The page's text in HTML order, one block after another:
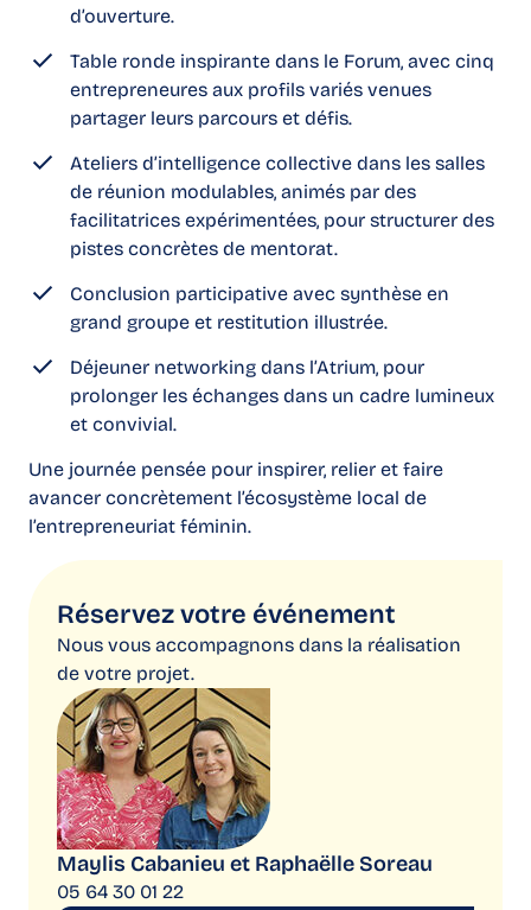
d’ouverture.
Table ronde inspirante dans le Forum, avec cinq
entrepreneures aux profils variés venues
partager leurs parcours et défis.
Ateliers d’intelligence collective dans les salles
de réunion modulables, animés par des
facilitatrices expérimentées, pour structurer des
pistes concrètes de mentorat.
Conclusion participative avec synthèse en
grand groupe et restitution illustrée.
Déjeuner networking dans l’Atrium, pour
prolonger les échanges dans un cadre lumineux
et convivial.
Une journée pensée pour inspirer, relier et faire
avancer concrètement l’écosystème local de
l’entrepreneuriat féminin.
Réservez votre événement
Nous vous accompagnons dans la réalisation
de votre projet.
Maylis Cabanieu et Raphaëlle Soreau
05 64 30 01 22